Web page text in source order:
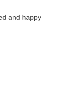
and happy